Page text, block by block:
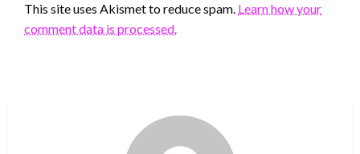
This site uses Akismet to reduce spam. Learn how your
comment data is processed.